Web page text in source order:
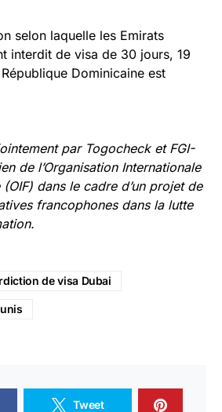
selon laquelle les Emirats
interdit de visa de 30 jours, 19
Dominicaine est
par Togocheck et FGI-
de l’Organisation Internationale
dans le cadre d’un projet de
francophones dans la lutte
de visa Dubai
Tweet